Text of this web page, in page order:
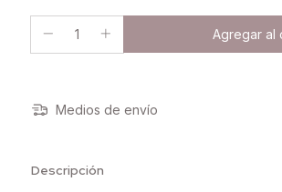
Medios de envío
Descripción